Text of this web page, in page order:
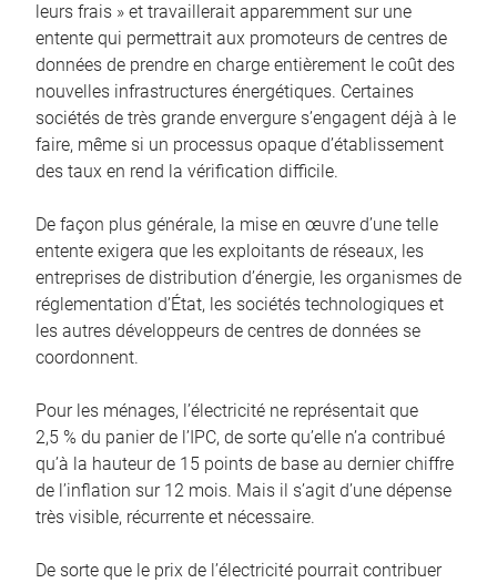
leurs frais » et travaillerait apparemment sur une
entente qui permettrait aux promoteurs de centres de
données de prendre en charge entièrement le coût des
nouvelles infrastructures énergétiques. Certaines
sociétés de très grande envergure s’engagent déjà à le
faire, même si un processus opaque d’établissement
des taux en rend la vérification difficile.
De façon plus générale, la mise en œuvre d’une telle
entente exigera que les exploitants de réseaux, les
entreprises de distribution d’énergie, les organismes de
réglementation d’État, les sociétés technologiques et
les autres développeurs de centres de données se
coordonnent.
Pour les ménages, l’électricité ne représentait que
2,5 % du panier de l’IPC, de sorte qu’elle n’a contribué
qu’à la hauteur de 15 points de base au dernier chiffre
de l’inflation sur 12 mois. Mais il s’agit d’une dépense
très visible, récurrente et nécessaire.
De sorte que le prix de l’électricité pourrait contribuer